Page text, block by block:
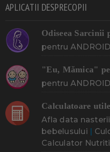
APLICATII DESPRECOPII
Odiseea Sarcinii
pentru ANDROID
"Eu, Mămica"
pentru ANDROID
Calculatoare
Afla data nasterii
bebelusului |
Calculator